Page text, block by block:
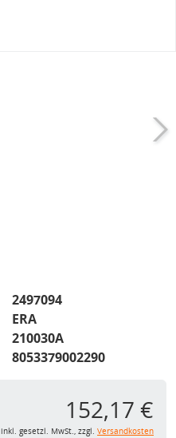
2497094
ERA
210030A
8053379002290
152,17 €
inkl. gesetzl. MwSt., zzgl. Versandkosten